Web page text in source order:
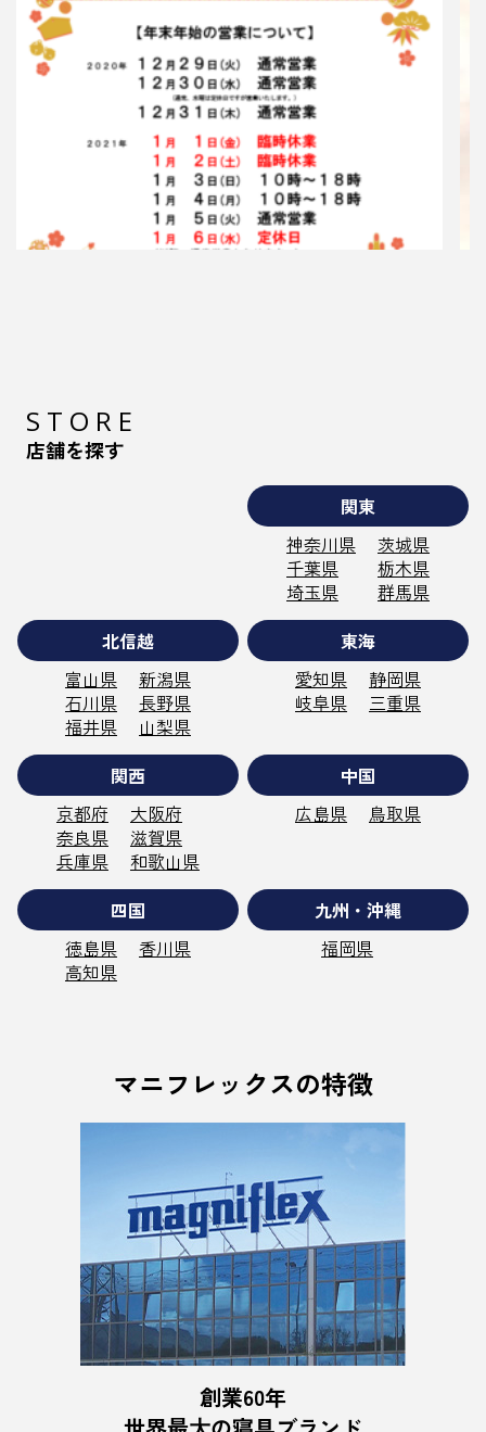
2020.12.29
大晦日まで元気に営業してまい…
STORE
店舗を探す
関東
神奈川県
千葉県
埼玉県
茨城県
栃木県
群馬県
北信越
富山県
石川県
福井県
新潟県
長野県
山梨県
東海
愛知県
岐阜県
静岡県
三重県
関西
京都府
奈良県
兵庫県
大阪府
滋賀県
和歌山県
中国
広島県
鳥取県
四国
徳島県
高知県
香川県
九州・沖縄
福岡県
マニフレックスの特徴
創業60年